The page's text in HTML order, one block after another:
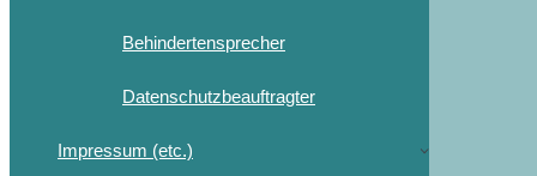
Behindertensprecher
Datenschutzbeauftragter
Impressum (etc.)